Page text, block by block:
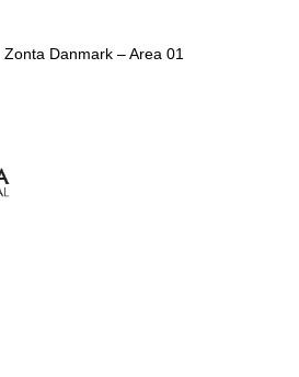
Zonta Danmark – Area 01